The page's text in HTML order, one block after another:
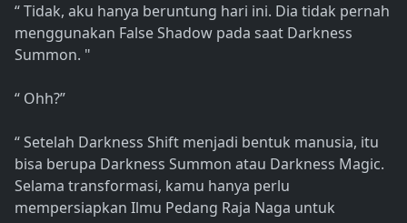
“ Tidak, aku hanya beruntung hari ini. Dia tidak pernah
menggunakan False Shadow pada saat Darkness
Summon. "
“ Ohh?”
“ Setelah Darkness Shift menjadi bentuk manusia, itu
bisa berupa Darkness Summon atau Darkness Magic.
Selama transformasi, kamu hanya perlu
mempersiapkan Ilmu Pedang Raja Naga untuk